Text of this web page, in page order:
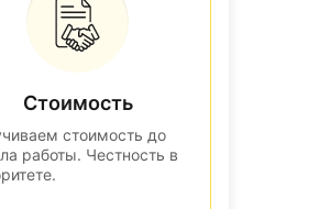
Стоимость
стоимость до
работы. Честность в